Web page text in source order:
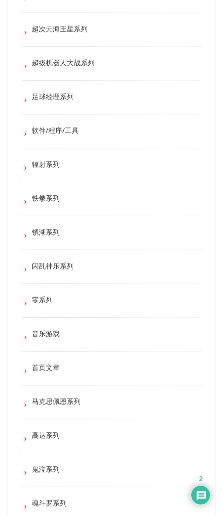
超次元海王星系列
超级机器人大战系列
足球经理系列
软件/程序/工具
辐射系列
铁拳系列
锈湖系列
闪乱神乐系列
零系列
音乐游戏
首页文章
马克思佩恩系列
高达系列
鬼泣系列
魂斗罗系列
2